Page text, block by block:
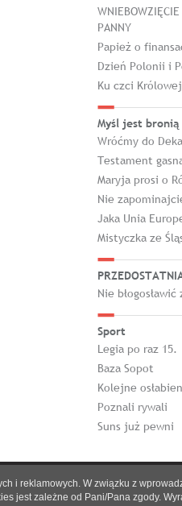
PANNY
Papież o
Dzień Polonii i
Ku czci
Myśl jest bronią
Wróćmy do
Testament
Maryja prosi o
Nie
Jaka Unia
Mistyczka ze
Nie błogosławić
Sport
Legia po raz 15.
Baza Sopot
Kolejne
Poznali rywali
Suns już pewni
i reklamowych. W związku z
jest zależne od Pani/Pana zgody.